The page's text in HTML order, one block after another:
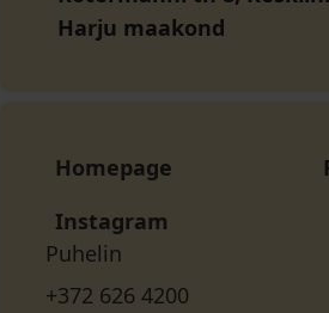
Harju maakond
Homepage
Instagram
Puhelin
+372 626 4200